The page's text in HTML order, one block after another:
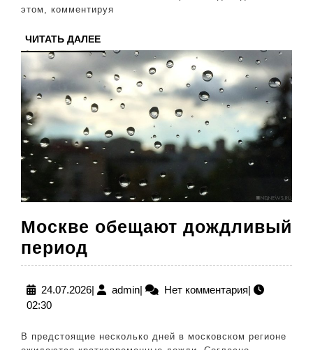
и
диктует
правила
этом, комментируя
ЧИТАТЬ ДАЛЕЕЧИТАТЬ
ДАЛЕЕ
Москве обещают дождливый
период
обещают
дождливый
24.07.202624.07.2026
| adminadmin
| Нет комментария|
02:30
В предстоящие несколько дней в московском регионе